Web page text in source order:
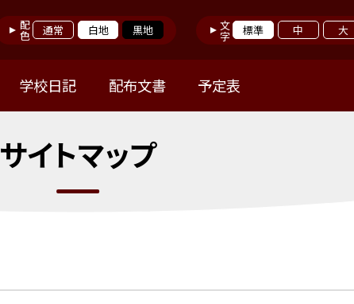
配色 通常 白地 黒地 文字 標準 中 大
学校日記 配布文書 予定表
サイトマップ